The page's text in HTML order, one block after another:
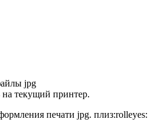
jpg
текущий принтер.
печати jpg. плиз:rolleyes: